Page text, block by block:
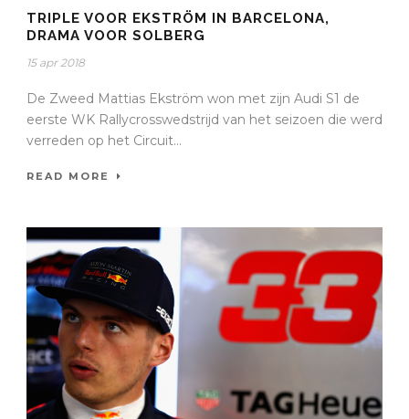
TRIPLE VOOR EKSTRÖM IN BARCELONA,
DRAMA VOOR SOLBERG
15 apr 2018
De Zweed Mattias Ekström won met zijn Audi S1 de
eerste WK Rallycrosswedstrijd van het seizoen die werd
verreden op het Circuit...
READ MORE